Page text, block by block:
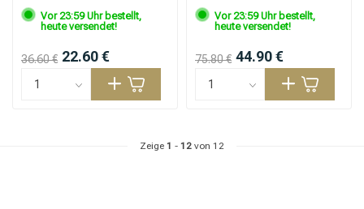
Vor 23:59 Uhr bestellt,
heute versendet!
36.60 € 22.60 €
Vor 23:59 Uhr bestellt,
heute versendet!
75.80 € 44.90 €
Zeige 1 - 12 von 12